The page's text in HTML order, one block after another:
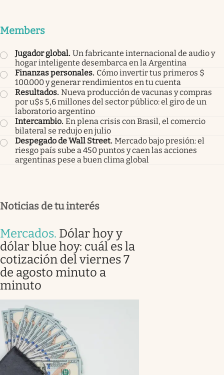
Members
Jugador global. Un fabricante internacional de audio y
hogar inteligente desembarca en la Argentina
Finanzas personales. Cómo invertir tus primeros $
100.000 y generar rendimientos en tu cuenta
Resultados. Nueva producción de vacunas y compras
por u$s 5,6 millones del sector público: el giro de un
laboratorio argentino
Intercambio. En plena crisis con Brasil, el comercio
bilateral se redujo en julio
Despegado de Wall Street. Mercado bajo presión: el
riesgo país sube a 450 puntos y caen las acciones
argentinas pese a buen clima global
Noticias de tu interés
Mercados. Dólar hoy y
dólar blue hoy: cuál es la
cotización del viernes 7
de agosto minuto a
minuto